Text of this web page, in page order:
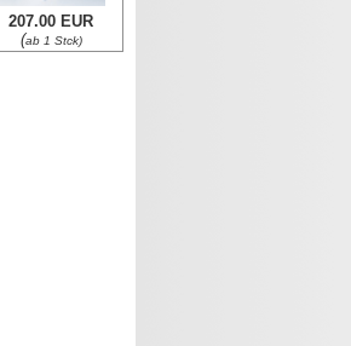
207.00 EUR
(ab 1 Stck)